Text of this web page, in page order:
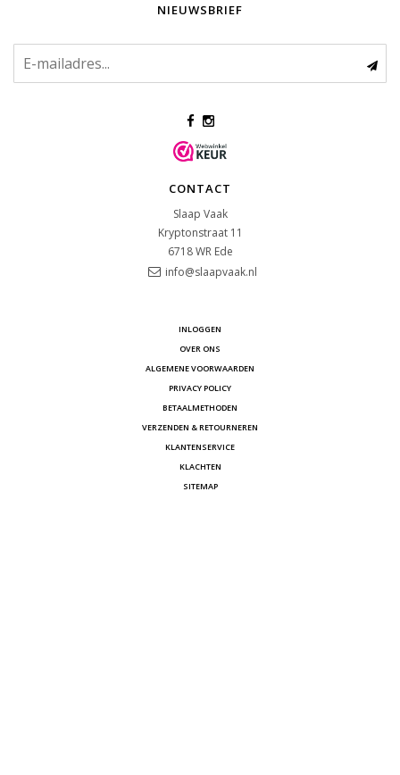
NIEUWSBRIEF
CONTACT
Slaap Vaak
Kryptonstraat 11
6718 WR Ede
info@slaapvaak.nl
INLOGGEN
OVER ONS
ALGEMENE VOORWAARDEN
PRIVACY POLICY
BETAALMETHODEN
VERZENDEN & RETOURNEREN
KLANTENSERVICE
KLACHTEN
SITEMAP